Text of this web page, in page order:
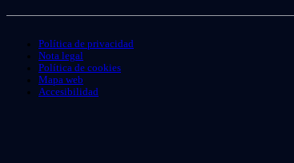
Política de privacidad
Nota legal
Política de cookies
Mapa web
Accesibilidad